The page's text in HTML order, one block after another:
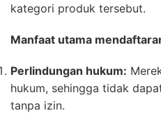
kategori produk tersebut.
Manfaat utama
Perlindungan hukum:
hukum, sehingga tidak
tanpa izin.